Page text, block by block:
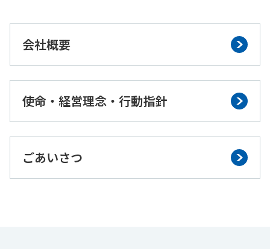
会社概要
使命・経営理念・行動指針
ごあいさつ